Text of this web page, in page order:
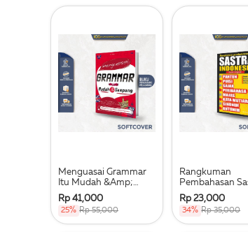
Menguasai Grammar
Itu Mudah &Amp;
Gampang
Rp 41,000
25% Rp 55,000
Rangkuman
Pembahasan
Indonesia
Rp 23,000
34% Rp 35,000